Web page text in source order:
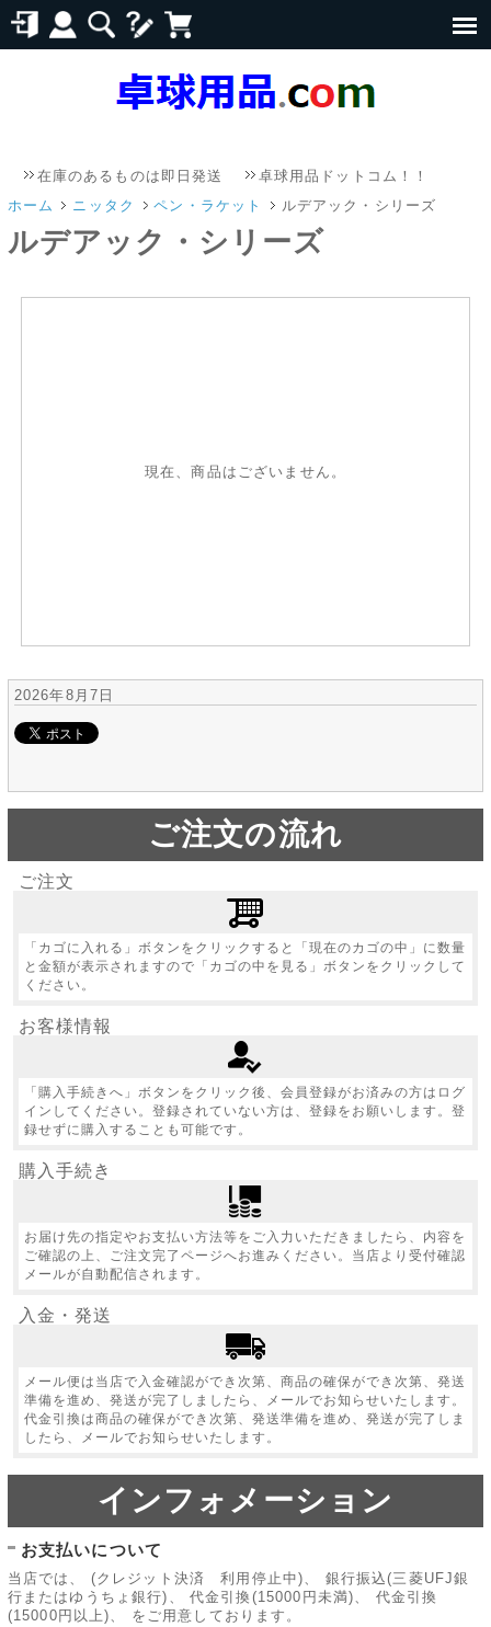
在庫のあるものは即日発送 卓球用品ドットコム！！
ホーム
ニッタク ペン・ラケット ルデアック・シリーズ
ルデアック・シリーズ
現在、商品はございません。
2026年8月7日
ご注文の流れ
ご注文
「カゴに入れる」ボタンをクリックすると「現在のカゴの中」に数量
と金額が表示されますので「カゴの中を見る」ボタンをクリックして
ください。
お客様情報
「購入手続きへ」ボタンをクリック後、会員登録がお済みの方はログ
インしてください。登録されていない方は、登録をお願いします。登
録せずに購入することも可能です。
購入手続き
お届け先の指定やお支払い方法等をご入力いただきましたら、内容を
ご確認の上、ご注文完了ページへお進みください。当店より受付確認
メールが自動配信されます。
入金・発送
メール便は当店で入金確認ができ次第、商品の確保ができ次第、発送
準備を進め、発送が完了しましたら、メールでお知らせいたします。
代金引換は商品の確保ができ次第、発送準備を進め、発送が完了しま
したら、メールでお知らせいたします。
インフォメーション
お支払いについて
当店では、 (クレジット決済 利用停止中)、 銀行振込(三菱UFJ銀
行またはゆうちょ銀行)、 代金引換(15000円未満)、 代金引換
(15000円以上)、 をご用意しております。